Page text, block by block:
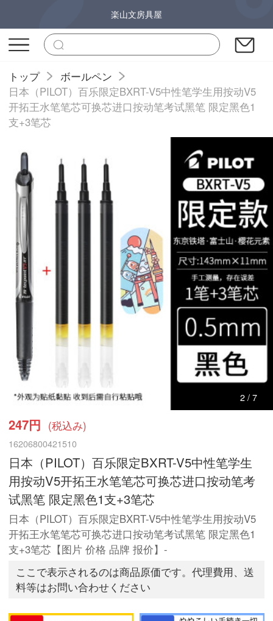
楽山文房具屋
トップ
ボールペン
日本（PILOT）百乐限定BXRT-V5中性笔学生用按动V5
开拓王水笔笔芯可换芯进口按动笔考试黑笔 限定黑色1
支+3笔芯
3/ 7
247円 (税込み)
16206800421510
日本（PILOT）百乐限定BXRT-V5中性笔学生
用按动V5开拓王水笔笔芯可换芯进口按动笔考
试黑笔 限定黑色1支+3笔芯
日本（PILOT）百乐限定BXRT-V5中性笔学生用按动V5
开拓王水笔笔芯可换芯进口按动笔考试黑笔 限定黑色1
支+3笔芯【图片 价格 品牌 报价】-
ここで表示されるのは商品原価です。代理費用、送
料等はお問い合わせください